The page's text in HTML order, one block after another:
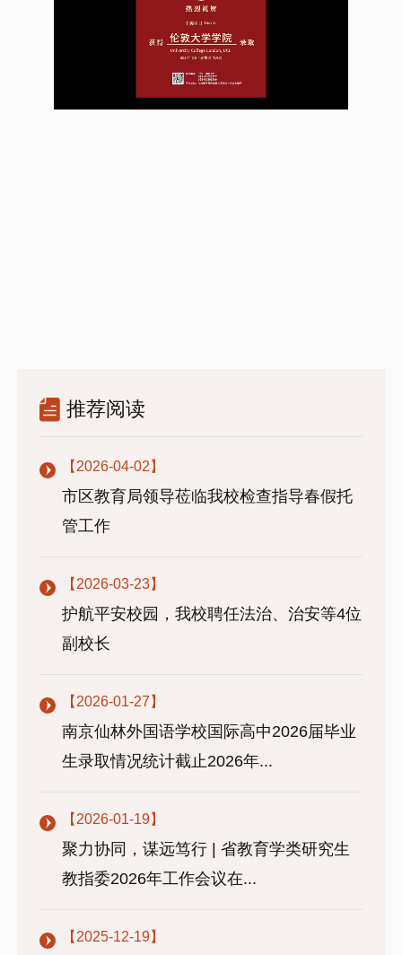
推荐阅读
【2026-04-02】
市区教育局领导莅临我校检查指导春假托
管工作
【2026-03-23】
护航平安校园，我校聘任法治、治安等4位
副校长
【2026-01-27】
南京仙林外国语学校国际高中2026届毕业
生录取情况统计截止2026年...
【2026-01-19】
聚力协同，谋远笃行 | 省教育学类研究生
教指委2026年工作会议在...
【2025-12-19】